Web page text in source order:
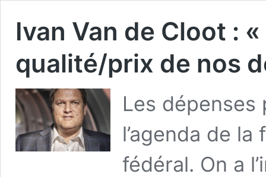
Ivan Van de Cloot :
qualité/prix de nos
Les
l’agenda de
fédéral. On a